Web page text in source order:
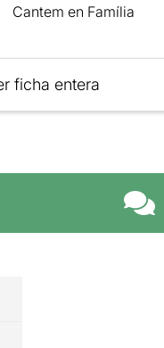
Cantem en Família
ficha entera